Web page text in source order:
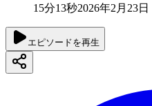
15分13秒2026年2月23日
エピソードを再生